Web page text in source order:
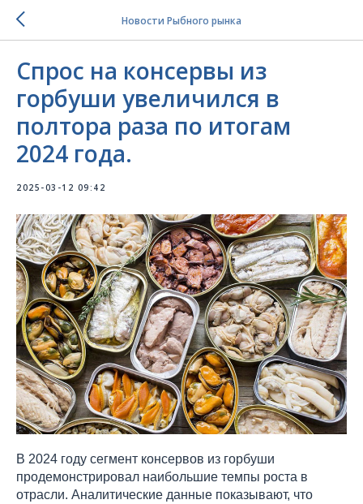
Новости Рыбного рынка
Спрос на консервы из
горбуши увеличился в
полтора раза по итогам
2024 года.
2025-03-12 09:42
В 2024 году сегмент консервов из горбуши
продемонстрировал наибольшие темпы роста в
отрасли. Аналитические данные показывают, что